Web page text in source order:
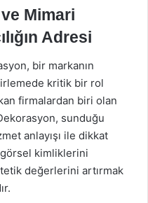
Mimari
Adresi
bir markanın
kritik bir rol
firmalardan biri olan
sunduğu
anlayışı ile dikkat
kimliklerini
değerlerini artırmak